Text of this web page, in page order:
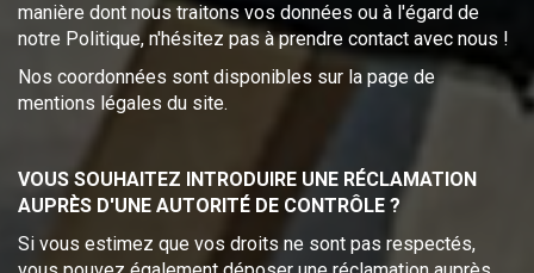
manière dont nous traitons vos données ou à l'égard de
notre Politique, n'hésitez pas à prendre contact avec nous !
Nos coordonnées sont disponibles sur la page de
mentions légales du site.
VOUS SOUHAITEZ INTRODUIRE UNE RÉCLAMATION
AUPRÈS D'UNE AUTORITÉ DE CONTRÔLE ?
Si vous estimez que vos droits ne sont pas respectés,